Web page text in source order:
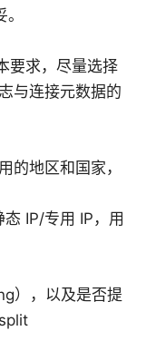
要求，尽量选择
与连接元数据的
的地区和国家，
IP/专用 IP，用
），以及是否提